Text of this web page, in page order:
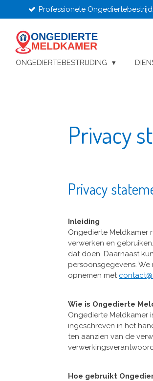
direct
naar
hoofdinhoud
Professionele
ONGEDIERTEBESTRIJDING
Privacy
Privacy
Inleiding
Ongedierte Meldkamer
verwerken en
dat doen. Daarnaast
persoonsgegevens.
opnemen met
Wie is Ongedierte
Ongedierte Meldkamer
ingeschreven in het
ten aanzien van de
Hoe gebruikt